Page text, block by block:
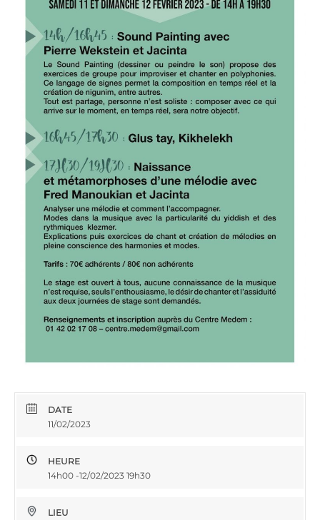
DATE
11/02/2023
HEURE
14h00 -12/02/2023 19h30
LIEU